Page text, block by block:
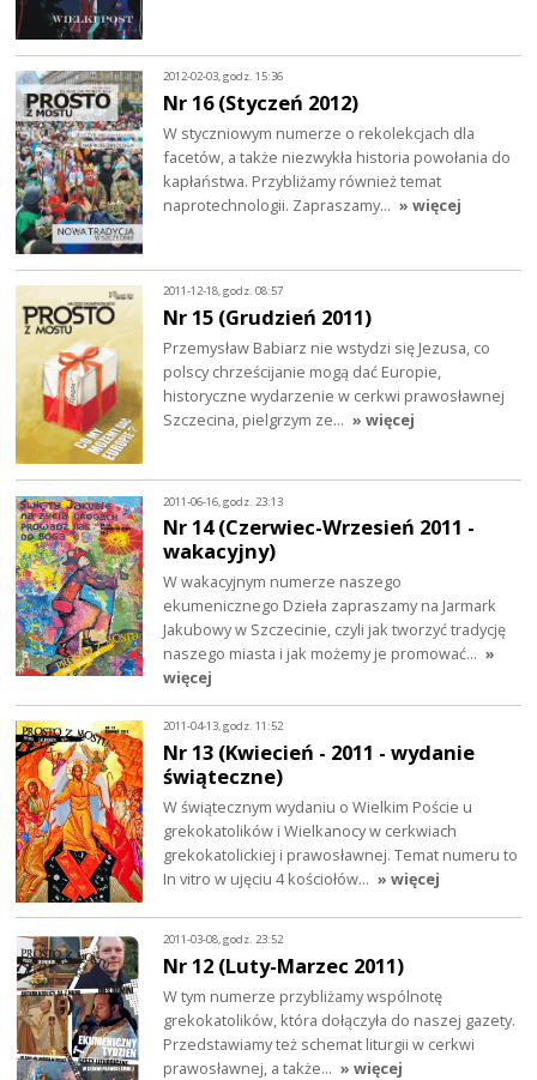
2012-02-03, godz. 15:36
Nr 16 (Styczeń 2012)
W styczniowym numerze o rekolekcjach dla
facetów, a także niezwykła historia powołania do
kapłaństwa. Przybliżamy również temat
naprotechnologii. Zapraszamy… » więcej
2011-12-18, godz. 08:57
Nr 15 (Grudzień 2011)
Przemysław Babiarz nie wstydzi się Jezusa, co
polscy chrześcijanie mogą dać Europie,
historyczne wydarzenie w cerkwi prawosławnej
Szczecina, pielgrzym ze… » więcej
2011-06-16, godz. 23:13
Nr 14 (Czerwiec-Wrzesień 2011 -
wakacyjny)
W wakacyjnym numerze naszego
ekumenicznego Dzieła zapraszamy na Jarmark
Jakubowy w Szczecinie, czyli jak tworzyć tradycję
naszego miasta i jak możemy je promować… »
więcej
2011-04-13, godz. 11:52
Nr 13 (Kwiecień - 2011 - wydanie
świąteczne)
W świątecznym wydaniu o Wielkim Poście u
grekokatolików i Wielkanocy w cerkwiach
grekokatolickiej i prawosławnej. Temat numeru to
In vitro w ujęciu 4 kościołów… » więcej
2011-03-08, godz. 23:52
Nr 12 (Luty-Marzec 2011)
W tym numerze przybliżamy wspólnotę
grekokatolików, która dołączyła do naszej gazety.
Przedstawiamy też schemat liturgii w cerkwi
prawosławnej, a także… » więcej